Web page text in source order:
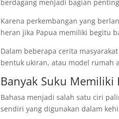
berdagang menjadi bagian
Karena perkembangan yang
heran jika Papua memiliki begitu
Dalam beberapa cerita
bentuk ukiran, atau model rumah
Banyak Suku Memiliki
Bahasa menjadi salah satu ciri
sendiri yang digunakan dalam